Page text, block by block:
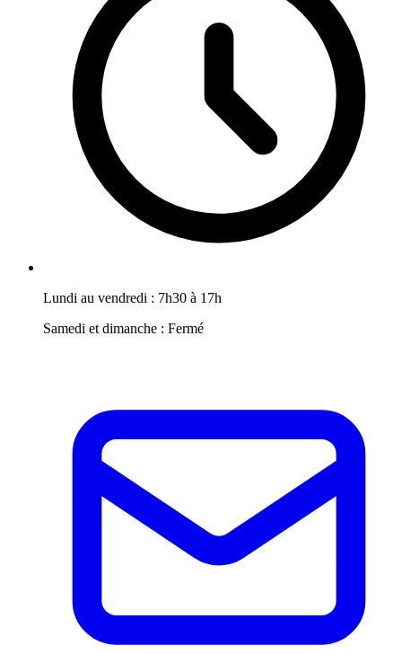
Lundi au vendredi : 7h30 à 17h
Samedi et dimanche : Fermé